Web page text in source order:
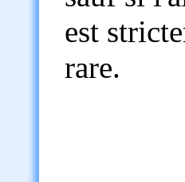
est
rare.